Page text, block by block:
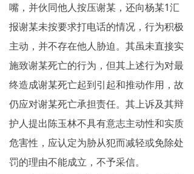
嘴，并伙同他人按压谢某，还向杨某1汇
报谢某未按要求打电话的情况，行为积极
主动，并不存在他人胁迫。其虽未直接实
施致谢某死亡的行为，但其上述行为对最
终造成谢某死亡起到引起和推动作用，故
仍应对谢某死亡承担责任。其上诉及其辩
护人提出陈玉林不具有意志主动性和实质
危害性，应认定为胁从犯而减轻或免除处
罚的理由不能成立，不予采信。